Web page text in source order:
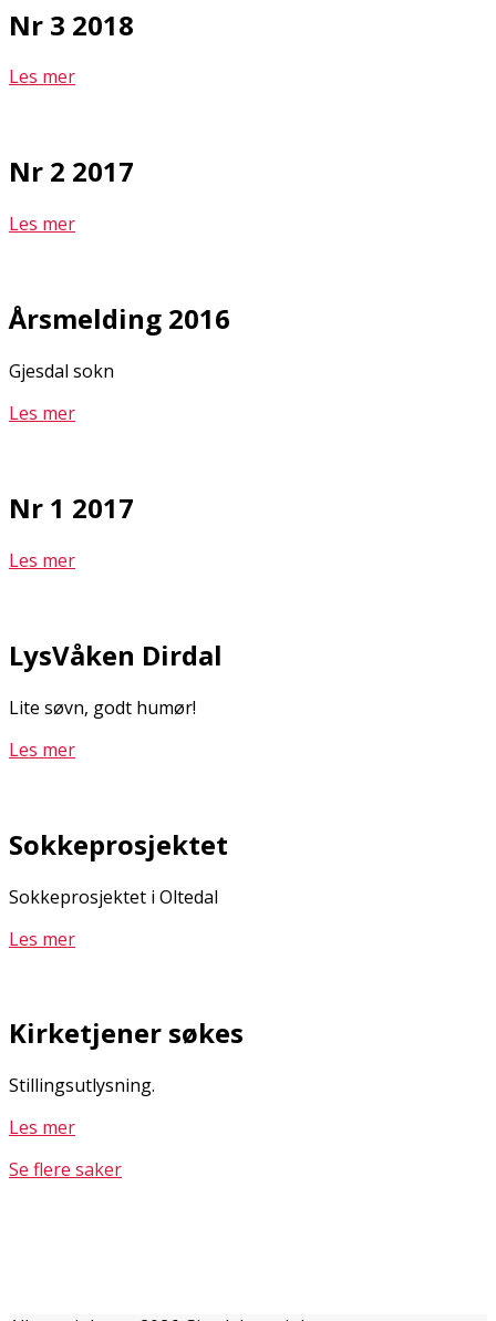
Nr 3 2018
Les mer
Nr 2 2017
Les mer
Årsmelding 2016
Gjesdal sokn
Les mer
Nr 1 2017
Les mer
LysVåken Dirdal
Lite søvn, godt humør!
Les mer
Sokkeprosjektet
Sokkeprosjektet i Oltedal
Les mer
Kirketjener søkes
Stillingsutlysning.
Les mer
Se flere saker